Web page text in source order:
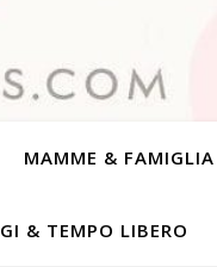
MAMME & FAMIGLIA
& TEMPO LIBERO